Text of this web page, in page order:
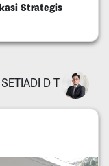
Strategis
D T